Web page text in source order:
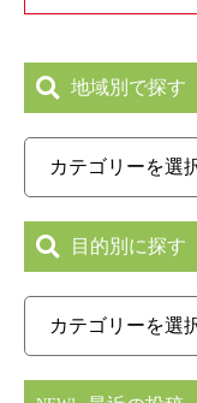
地域別で探す
目的別に探す